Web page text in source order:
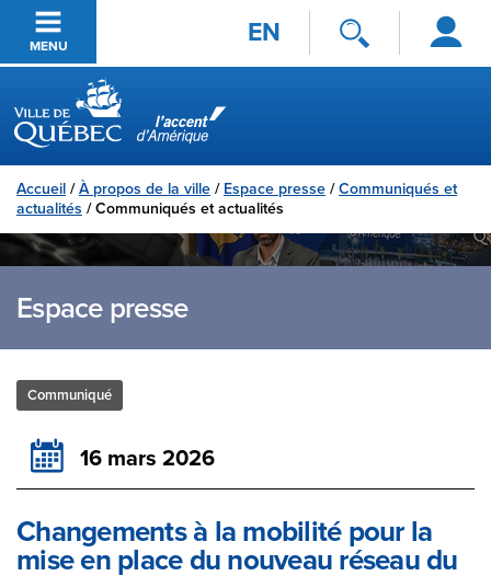
Passer au contenu principal
MENU EN
Se
connecter
Ville de Québec
Accueil /À propos de la ville / Espace presse /Communiqués et
actualités /Communiqués et actualités
Espace presse